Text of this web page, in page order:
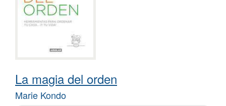
La magia del orden
Marie Kondo